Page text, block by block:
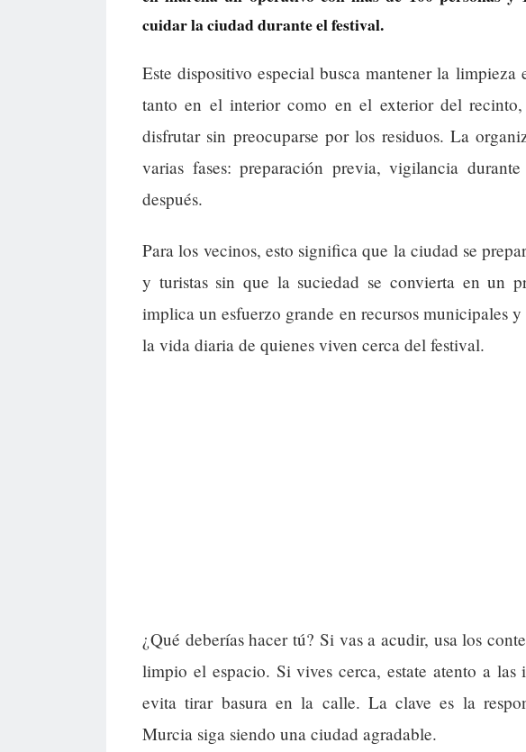
cuidar la ciudad durante el festival.
Este dispositivo especial busca mantener la limpieza
tanto en el interior como en el exterior del recinto,
disfrutar sin preocuparse por los residuos. La
varias fases: preparación previa, vigilancia
después.
Para los vecinos, esto significa que la ciudad se
y turistas sin que la suciedad se convierta en un
implica un esfuerzo grande en recursos municipales
la vida diaria de quienes viven cerca del festival.
¿Qué deberías hacer tú? Si vas a acudir, usa los
limpio el espacio. Si vives cerca, estate atento a
evita tirar basura en la calle. La clave es la
Murcia siga siendo una ciudad agradable.